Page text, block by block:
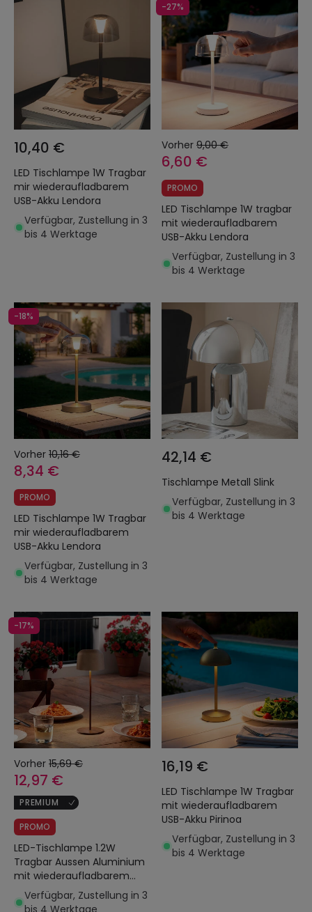
10,40 €
LED Tischlampe 1W Tragbar
mir wiederaufladbarem
USB-Akku Lendora
Verfügbar, Zustellung in 3
bis 4 Werktage
-27%
Vorher 9,00 €
6,60 €
PROMO
LED Tischlampe 1W tragbar
mit wiederaufladbarem
USB-Akku Lendora
Verfügbar, Zustellung in 3
bis 4 Werktage
-18%
Vorher 10,16 €
8,34 €
PROMO
LED Tischlampe 1W Tragbar
mir wiederaufladbarem
USB-Akku Lendora
Verfügbar, Zustellung in 3
bis 4 Werktage
42,14 €
Tischlampe Metall Slink
Verfügbar, Zustellung in 3
bis 4 Werktage
-17%
Vorher 15,69 €
12,97 €
PREMIUM
PROMO
LED-Tischlampe 1.2W
Tragbar Aussen Aluminium
mit wiederaufladbarem
USB-Akku Wink
Verfügbar, Zustellung in 3
bis 4 Werktage
16,19 €
LED Tischlampe 1W Tragbar
mit wiederaufladbarem
USB-Akku Pirinoa
Verfügbar, Zustellung in 3
bis 4 Werktage